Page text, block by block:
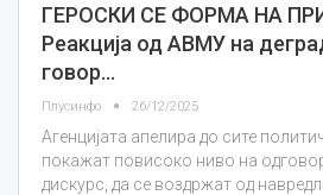
ГЕРОСКИ СЕ ФОРМА НА
Реакција од АВМУ на
говор…
Плусинфо 26/12/2025
Агенцијата апелира до сите
покажат повисоко ниво на
дискурс, да се воздржат од